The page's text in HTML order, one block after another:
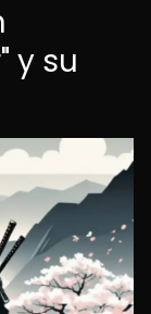
y su